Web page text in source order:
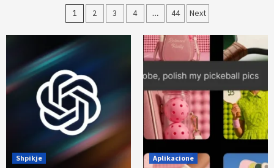
Posts
pagination
1 2 3 4 … 44 Next
Shpikje Aplikacione